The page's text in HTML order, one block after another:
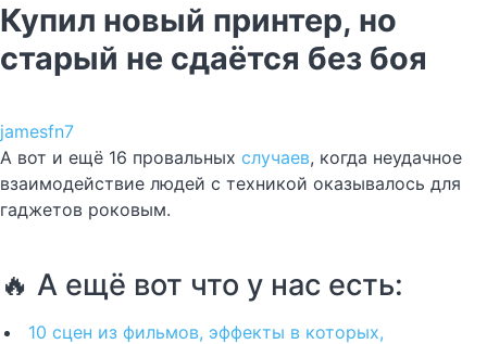
Купил новый принтер, но
старый не сдаётся без боя
jamesfn7
А вот и ещё 16 провальных случаев, когда неудачное
взаимодействие людей с техникой оказывалось для
гаджетов роковым.
🔥 А ещё вот что у нас есть:
10 сцен из фильмов, эффекты в которых,